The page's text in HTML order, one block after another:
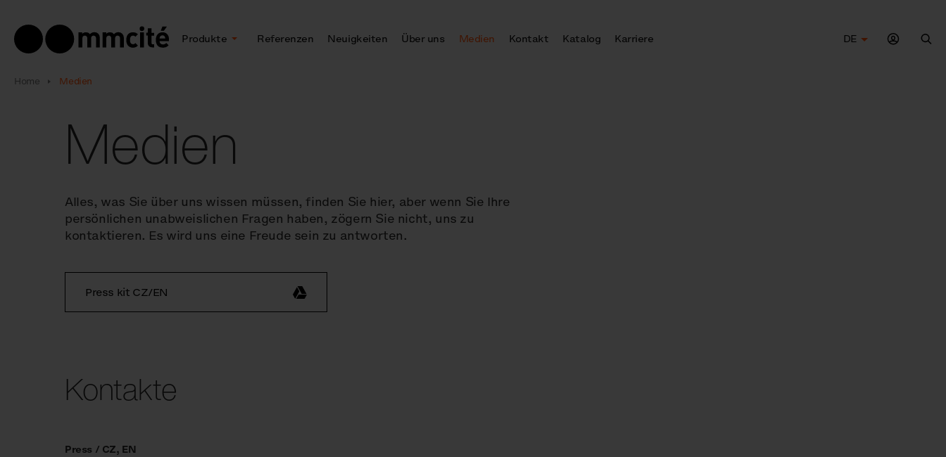
Produkte Referenzen Neuigkeiten Über uns Medien Kontakt Katalog Karriere
DE
Home Medien
Medien
Alles, was Sie über uns wissen müssen, finden Sie hier, aber wenn Sie Ihre
persönlichen unabweislichen Fragen haben, zögern Sie nicht, uns zu
kontaktieren. Es wird uns eine Freude sein zu antworten.
Press kit CZ/EN
Kontakte
Press / CZ, EN